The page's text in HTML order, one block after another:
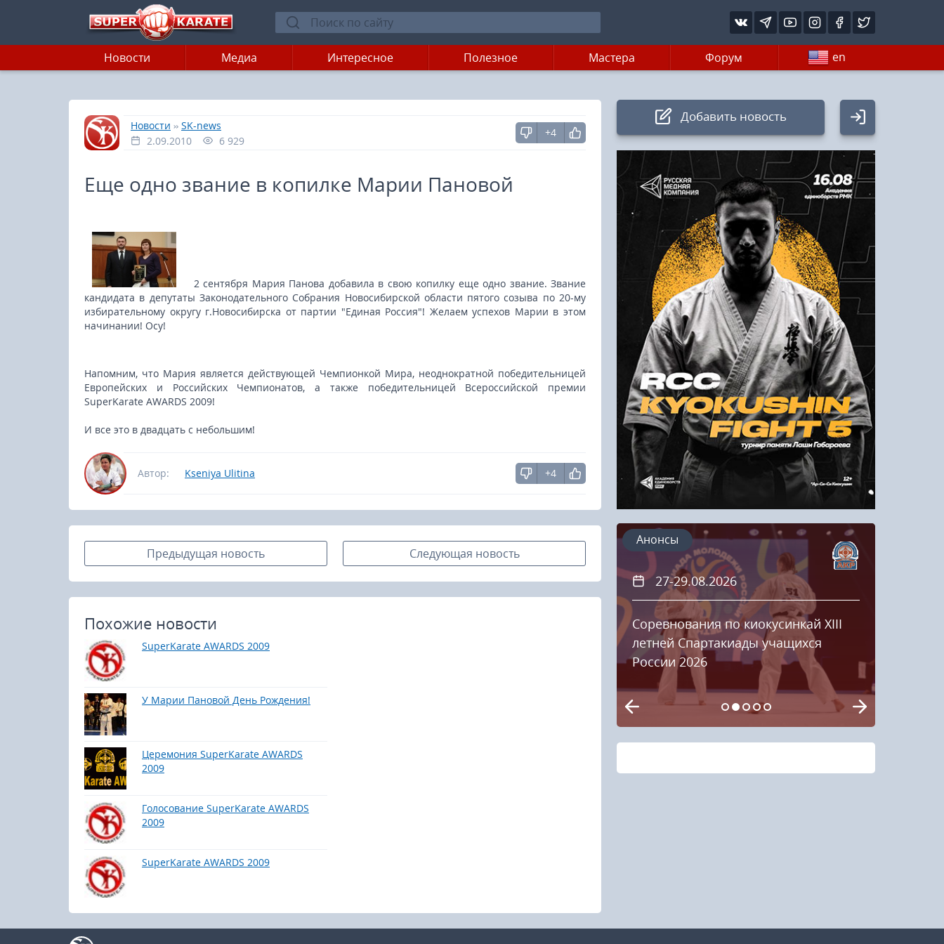
Новости Медиа Интересное Полезное Мастера Форум en
Главная
»
Новости » SK-news
2.09.2010
6 929
+4
Еще одно звание в копилке Марии Пановой
2 сентября Мария Панова добавила в свою копилку еще одно звание. Звание
кандидата в депутаты Законодательного Собрания Новосибирской области пятого созыва по 20-му
избирательному округу г.Новосибирска от партии "Единая Россия"! Желаем успехов Марии в этом
начинании! Осу!
Напомним, что Мария является действующей Чемпионкой Мира, неоднократной победительницей
Европейских и Российских Чемпионатов, а также победительницей Всероссийской премии
SuperKarate AWARDS 2009!
И все это в двадцать с небольшим!
Автор: Kseniya Ulitina +4
Предыдущая новость Следующая новость
Похожие новости
SuperKarate AWARDS 2009
У Марии Пановой День Рождения!
Церемония SuperKarate AWARDS
2009
Голосование SuperKarate AWARDS
2009
SuperKarate AWARDS 2009
Добавить новость
Авторизация
Логин:
Пароль
Войти
Напомнить пароль
Регистрация
23-25.10.2026
Spanish Autumn Camp 2026
16.08.2026 27-29.08.2026
Соревнования по киокусинкай XIII
летней Спартакиады учащихся
России 2026
Анонсы